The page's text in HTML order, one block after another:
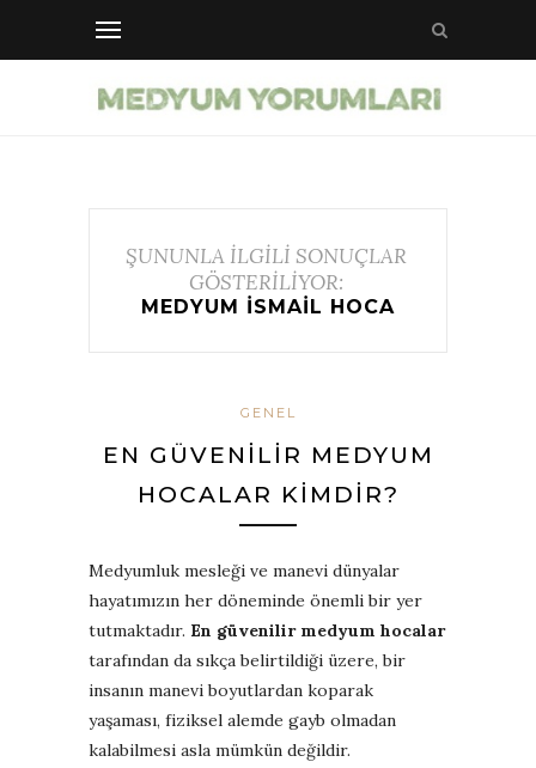
ŞUNUNLA İLGİLİ SONUÇLAR
GÖSTERİLİYOR:
MEDYUM ISMAIL HOCA
GENEL
EN GÜVENILIR MEDYUM
HOCALAR KIMDIR?
Medyumluk mesleği ve manevi dünyalar
hayatımızın her döneminde önemli bir yer
tutmaktadır. En güvenilir medyum hocalar
tarafından da sıkça belirtildiği üzere, bir
insanın manevi boyutlardan koparak
yaşaması, fiziksel alemde gayb olmadan
kalabilmesi asla mümkün değildir.